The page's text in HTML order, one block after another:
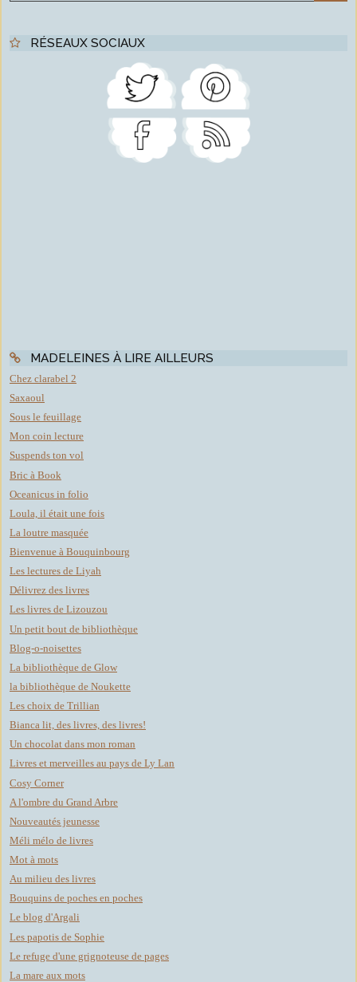
RÉSEAUX SOCIAUX
MADELEINES À LIRE AILLEURS
Chez clarabel 2
Saxaoul
Sous le feuillage
Mon coin lecture
Suspends ton vol
Bric à Book
Oceanicus in folio
Loula, il était une fois
La loutre masquée
Bienvenue à Bouquinbourg
Les lectures de Liyah
Délivrez des livres
Les livres de Lizouzou
Un petit bout de bibliothèque
Blog-o-noisettes
La bibliothèque de Glow
la bibliothèque de Noukette
Les choix de Trillian
Bianca lit, des livres, des livres!
Un chocolat dans mon roman
Livres et merveilles au pays de Ly Lan
Cosy Corner
A l'ombre du Grand Arbre
Nouveautés jeunesse
Méli mélo de livres
Mot à mots
Au milieu des livres
Bouquins de poches en poches
Le blog d'Argali
Les papotis de Sophie
Le refuge d'une grignoteuse de pages
La mare aux mots